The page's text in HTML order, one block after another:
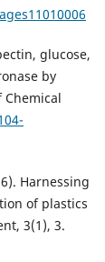
glucose,
by
Harnessing
of plastics
3(1), 3.